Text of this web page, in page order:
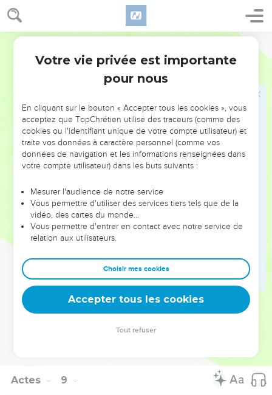
Actes 8
conduit comme une brebis à l'abattoir et, pareil à un agneau
muet devant celui qui le tond, il n'ouvre pas la bouche.
Dans son humiliation, la justice lui a été refusée. Et sa
de la terre.
L'eunuque dit à Philippe : « Je t'en prie, à propos de qui le
quelqu'un d'autre ? »
Alors Philippe prit la parole et, en partant de ce texte de
l'Ecriture, il lui annonça la bonne nouvelle de Jésus.
Comme ils continuaient leur chemin, ils arrivèrent à un
empêche que je sois baptisé ? »
[Philippe dit : « Si tu crois de tout ton cœur, cela est
possible. » L'eunuque répondit : « Je crois que Jésus-Christ
est le Fils de Dieu. » ]
Il fit arrêter le char. Philippe et l'eunuque descendirent
tous les deux dans l'eau et Philippe baptisa l'eunuque.
Quand ils furent sortis de l'eau, l'Esprit du Seigneur enleva
Philippe et l'eunuque ne le vit plus. Il poursuivit sa route tout
Actes 9
Votre vie privée est importante
pour nous
En cliquant sur le bouton « Accepter tous les cookies », vous
acceptez que TopChrétien utilise des traceurs (comme des
cookies ou l'identifiant unique de votre compte utilisateur) et
traite vos données à caractère personnel (comme vos
données de navigation et les informations renseignées dans
votre compte utilisateur) dans les buts suivants :
Mesurer l'audience de notre service
Vous permettre d'utiliser des services tiers tels que de la
vidéo, des cartes du monde…
Vous permettre d'entrer en contact avec notre service de
relation aux utilisateurs.
Choisir mes cookies
Accepter tous les cookies
Tout refuser